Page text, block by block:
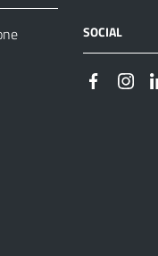
SOCIAL